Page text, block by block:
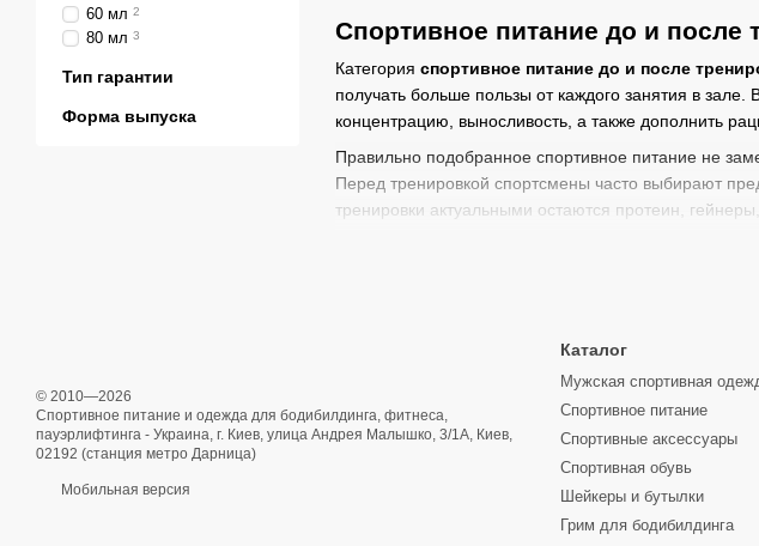
Спортивное питание до и после
Категория спортивное питание до и после
получать больше пользы от каждого занятия в
концентрацию, выносливость, а также дополнить
Правильно подобранное спортивное питание не
Перед тренировкой спортсмены часто выбирают
тренировки актуальными остаются протеин,
подбираются в зависимости от формулы
Предтреники чаще всего выбирают перед
занятиями. Такие добавки могут помочь лучше
Для энергии и фокуса
— предтренировочные
— добавки с цитруллином,
— комплексы с бета-
60 мл 2
80 мл 3
Тип гарантии
Форма выпуска
© 2010—2026
Спортивное питание и одежда для бодибилдинга, фитнеса,
пауэрлифтинга - Украина, г. Киев, улица Андрея Малышко, 3/1А, Киев,
02192 (станция метро Дарница)
Мобильная версия
Каталог
Мужская спортивная
Спортивное питание
Спортивные аксессуары
Спортивная обувь
Шейкеры и бутылки
Грим для бодибилдинга